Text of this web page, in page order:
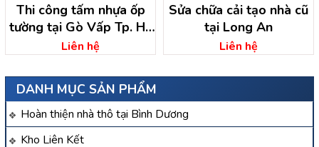
DANH MỤC SẢN PHẨM
Hoàn thiện nhà thô tại Bình Dương
Kho Liên Kết
Thi công tấm nhựa ốp
tường tại Gò Vấp Tp. Hồ
Chí Minh
Liên hệ
Sửa chữa cải tạo nhà cũ
tại Long An
Liên hệ